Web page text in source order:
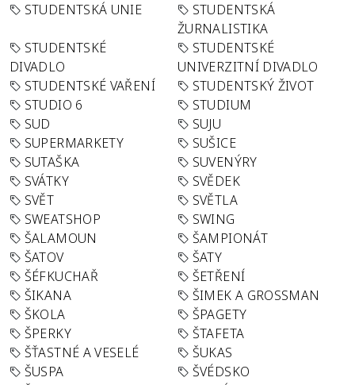
STUDENTSKÁ UNIE
STUDENTSKÁ
ŽURNALISTIKA
STUDENTSKÉ
DIVADLO
STUDENTSKÉ
UNIVERZITNÍ DIVADLO
STUDENTSKÉ VAŘENÍ
STUDENTSKÝ ŽIVOT
STUDIO 6
STUDIUM
SUD
SUJU
SUPERMARKETY
SUŠICE
SUTAŠKA
SUVENÝRY
SVÁTKY
SVĚDEK
SVĚT
SVĚTLA
SWEATSHOP
SWING
ŠALAMOUN
ŠAMPIONÁT
ŠATOV
ŠATY
ŠÉFKUCHAŘ
ŠETŘENÍ
ŠIKANA
ŠIMEK A GROSSMAN
ŠKOLA
ŠPAGETY
ŠPERKY
ŠTAFETA
ŠŤASTNÉ A VESELÉ
ŠUKAS
ŠUSPA
ŠVÉDSKO